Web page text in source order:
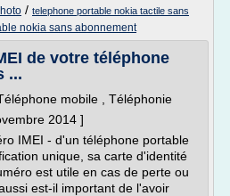
/ telephone portable nokia tactile sans
nokia sans abonnement
de votre téléphone
...
mobile , Téléphonie
2014 ]
IMEI - d'un téléphone portable
unique, sa carte d'identité
est utile en cas de perte ou
est-il important de l'avoir